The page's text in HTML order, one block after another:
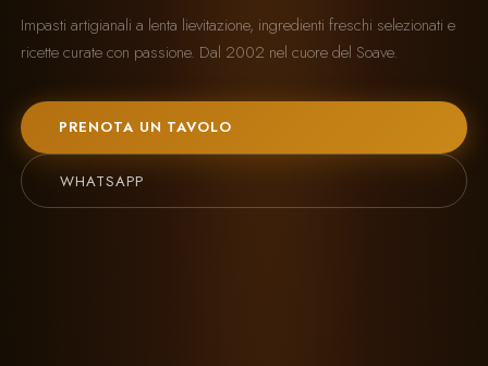
Impasti artigianali a lenta lievitazione, ingredienti freschi selezionati e
ricette curate con passione. Dal 2002 nel cuore del Soave.
PRENOTA UN TAVOLO
WHATSAPP